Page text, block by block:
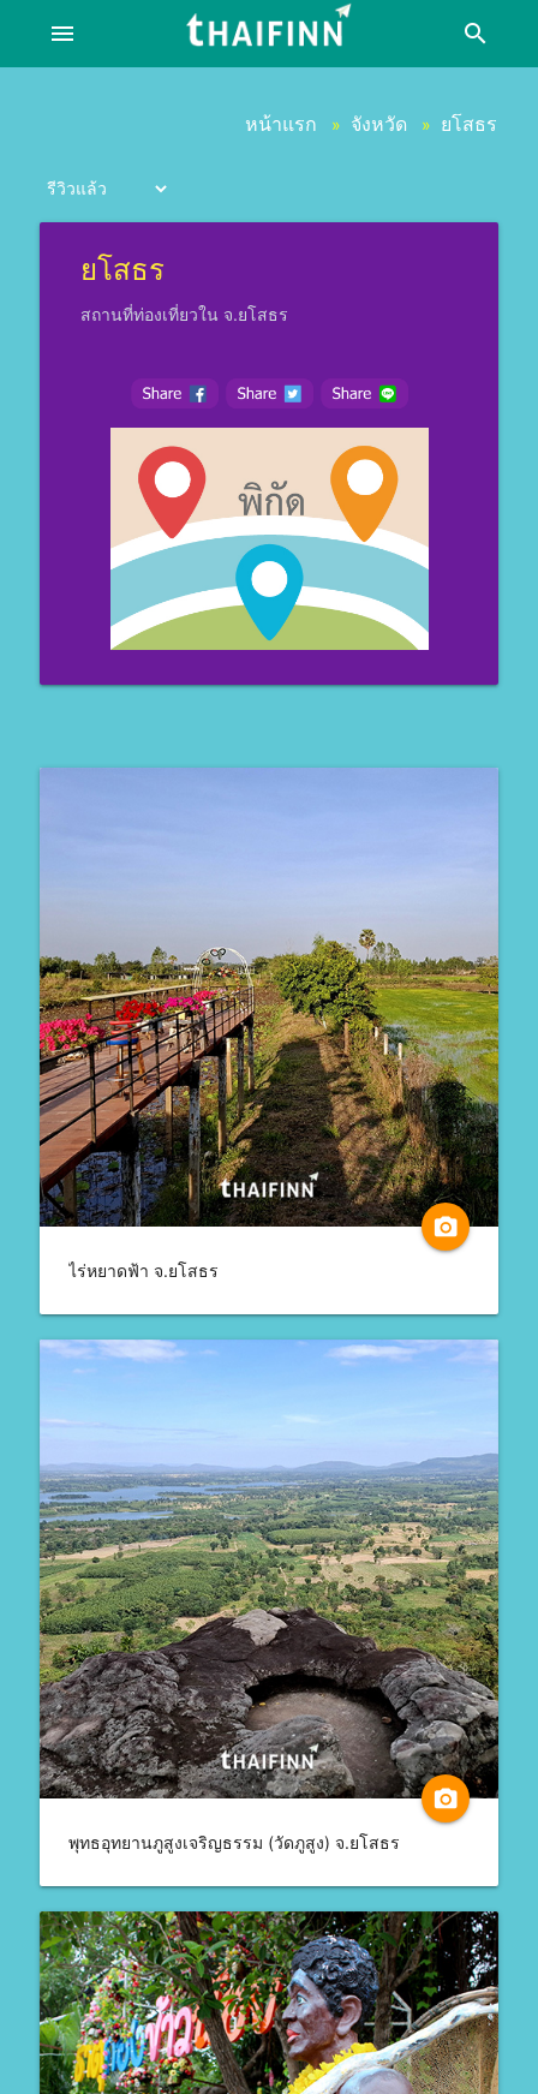
menu search
หน้าแรก » จังหวัด » ยโสธร
ยโสธร
สถานที่ท่องเที่ยวใน จ.ยโสธร
camera_alt
ไร่หยาดฟ้า จ.ยโสธร
camera_alt
พุทธอุทยานภูสูงเจริญธรรม (วัดภูสูง) จ.ยโสธร